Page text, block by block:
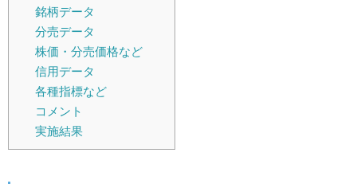
銘柄データ
分売データ
株価・分売価格など
信用データ
各種指標など
コメント
実施結果